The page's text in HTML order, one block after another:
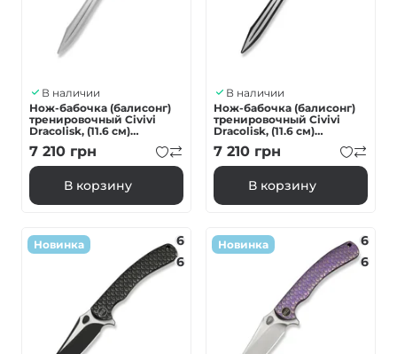
В наличии
Нож-бабочка (балисонг)
тренировочный Civivi
Dracolisk, (11.6 см)
9Cr18MoV / Алюминий
оранжевый
7 210 грн
В корзину
В наличии
Нож-бабочка (балисонг)
тренировочный Civivi
Dracolisk, (11.6 см)
9Cr18MoV / Алюминий
черный
7 210 грн
В корзину
Новинка
6
6
Новинка
6
6